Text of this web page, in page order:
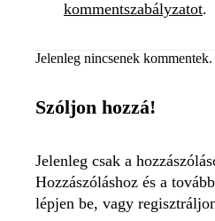
kommentszabályzatot.
Jelenleg nincsenek kommentek.
Szóljon hozzá!
Jelenleg csak a
Hozzászóláshoz és a
lépjen be, vagy